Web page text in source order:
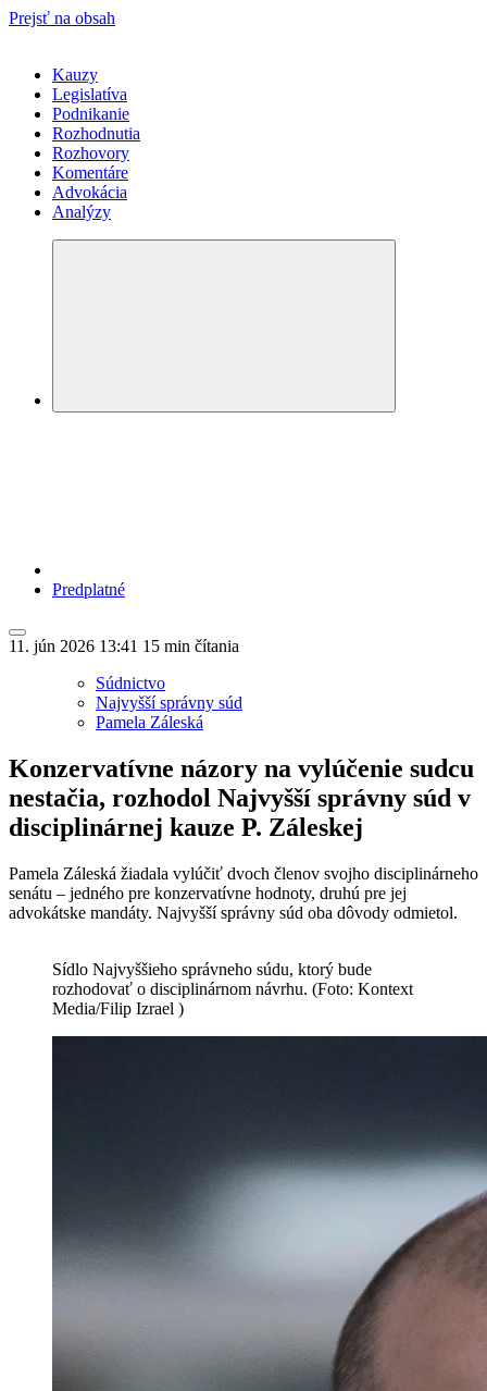
Prejsť na obsah
Kauzy
Legislatíva
Podnikanie
Rozhodnutia
Rozhovory
Komentáre
Advokácia
Analýzy
Predplatné
11. jún 2026 13:41 15 min čítania
Súdnictvo
Najvyšší správny súd
Pamela Záleská
Konzervatívne názory na vylúčenie sudcu
nestačia, rozhodol Najvyšší správny súd v
disciplinárnej kauze P. Záleskej
Pamela Záleská žiadala vylúčiť dvoch členov svojho disciplinárneho
senátu – jedného pre konzervatívne hodnoty, druhú pre jej
advokátske mandáty. Najvyšší správny súd oba dôvody odmietol.
Sídlo Najvyššieho správneho súdu, ktorý bude
rozhodovať o disciplinárnom návrhu. (Foto: Kontext
Media/Filip Izrael )